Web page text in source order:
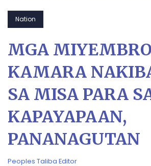
Nation
MGA
KAMARA
SA MISA PARA
KAPAYAPAAN,
PANANAGUTAN
Peoples Taliba Editor